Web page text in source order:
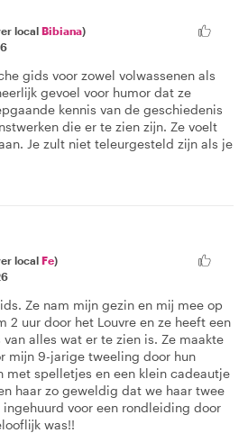
local Bibiana)
gids voor zowel volwassenen als
gevoel voor humor dat ze
kennis van de geschiedenis
die er te zien zijn. Ze voelt
Je zult niet teleurgesteld zijn als je
local Fe)
Ze nam mijn gezin en mij mee op
2 uur door het Louvre en ze heeft een
alles wat er te zien is. Ze maakte
mijn 9-jarige tweeling door hun
met spelletjes en een klein cadeautje
haar zo geweldig dat we haar twee
voor een rondleiding door
was!!